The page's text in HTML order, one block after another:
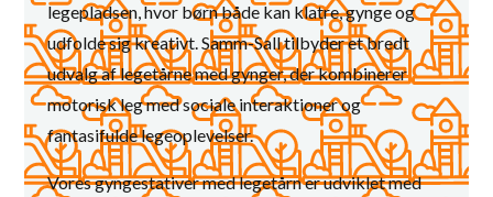
legepladsen, hvor børn både kan klatre, gynge og
udfolde sig kreativt. Samm-Sall tilbyder et bredt
udvalg af legetårne med gynger, der kombinerer
motorisk leg med sociale interaktioner og
fantasifulde legeoplevelser.
Vores gyngestativer med legetårn er udviklet med